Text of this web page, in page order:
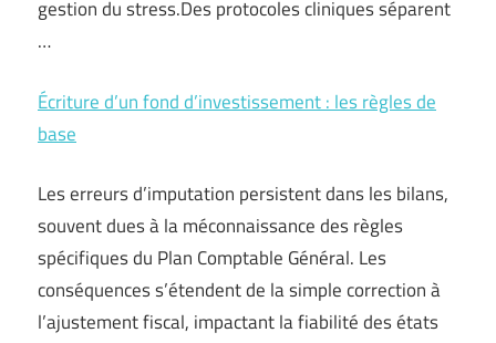
gestion du stress.Des protocoles cliniques séparent
…
Écriture d’un fond d’investissement : les règles de
base
Les erreurs d’imputation persistent dans les bilans,
souvent dues à la méconnaissance des règles
spécifiques du Plan Comptable Général. Les
conséquences s’étendent de la simple correction à
l’ajustement fiscal, impactant la fiabilité des états